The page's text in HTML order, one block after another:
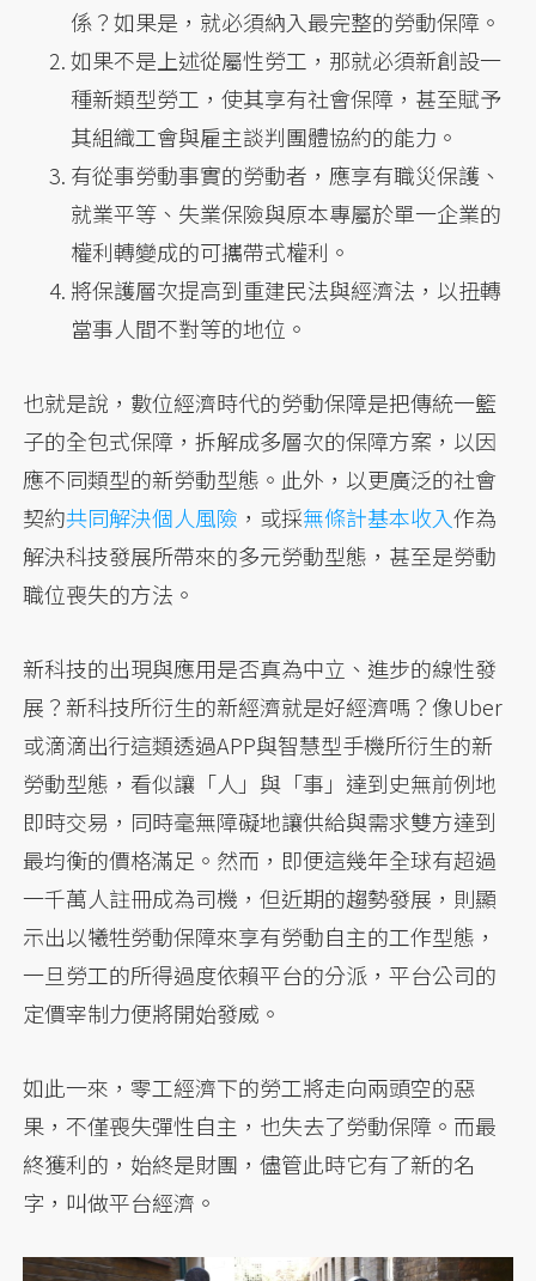
係？如果是，就必須納入最完整的勞動保障。
如果不是上述從屬性勞工，那就必須新創設一
種新類型勞工，使其享有社會保障，甚至賦予
其組織工會與雇主談判團體協約的能力。
有從事勞動事實的勞動者，應享有職災保護、
就業平等、失業保險與原本專屬於單一企業的
權利轉變成的可攜帶式權利。
將保護層次提高到重建民法與經濟法，以扭轉
當事人間不對等的地位。
也就是說，數位經濟時代的勞動保障是把傳統一籃
子的全包式保障，拆解成多層次的保障方案，以因
應不同類型的新勞動型態。此外，以更廣泛的社會
契約共同解決個人風險 ，或採無條計基本收入作為
解決科技發展所帶來的多元勞動型態，甚至是勞動
職位喪失的方法。
新科技的出現與應用是否真為中立、進步的線性發
展？新科技所衍生的新經濟就是好經濟嗎？像Uber
或滴滴出行這類透過APP與智慧型手機所衍生的新
勞動型態，看似讓「人」與「事」達到史無前例地
即時交易，同時毫無障礙地讓供給與需求雙方達到
最均衡的價格滿足。然而，即便這幾年全球有超過
一千萬人註冊成為司機，但近期的趨勢發展，則顯
示出以犧牲勞動保障來享有勞動自主的工作型態，
一旦勞工的所得過度依賴平台的分派，平台公司的
定價宰制力便將開始發威。
如此一來，零工經濟下的勞工將走向兩頭空的惡
果，不僅喪失彈性自主，也失去了勞動保障。而最
終獲利的，始終是財團，儘管此時它有了新的名
字，叫做平台經濟。